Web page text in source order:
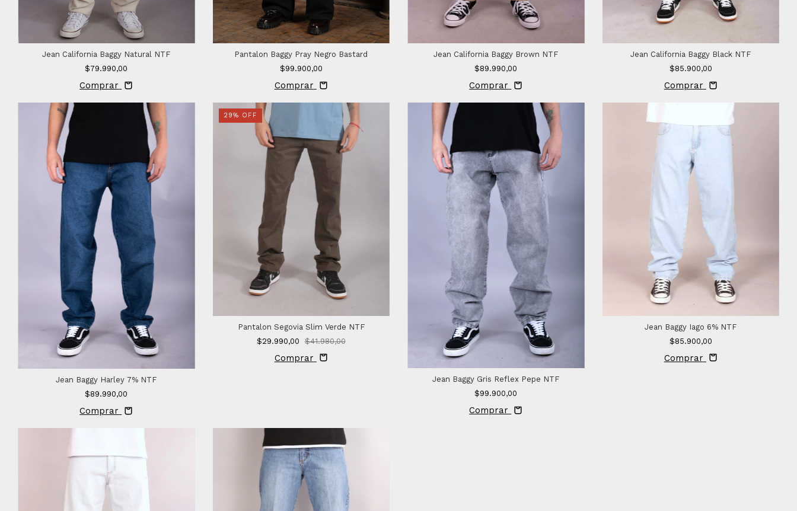
Jean California Baggy Natural NTF
$79.990,00
Comprar
Pantalon Baggy Pray Negro Bastard
$99.900,00
Comprar
Jean California Baggy Brown NTF
$89.990,00
Comprar
Jean California Baggy Black NTF
$85.900,00
Comprar
Jean Baggy Harley 7% NTF
$89.990,00
Comprar
29% OFF
Pantalon Segovia Slim Verde NTF
$29.990,00
$41.980,00
Comprar
Jean Baggy Gris Reflex Pepe NTF
$99.900,00
Comprar
Jean Baggy Iago 6% NTF
$85.900,00
Comprar